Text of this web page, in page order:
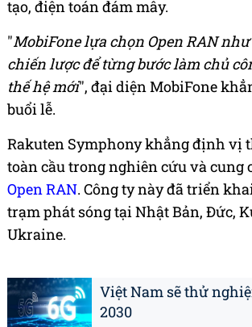
tạo, điện toán đám mây.
"MobiFone lựa chọn Open RAN
chiến lược để từng bước làm chủ
thế hệ mới", đại diện MobiFone
buổi lễ.
Rakuten Symphony khẳng định vị
toàn cầu trong nghiên cứu và cung
Open RAN. Công ty này đã triển
trạm phát sóng tại Nhật Bản, Đức,
Ukraine.
Việt Nam sẽ thử
2030